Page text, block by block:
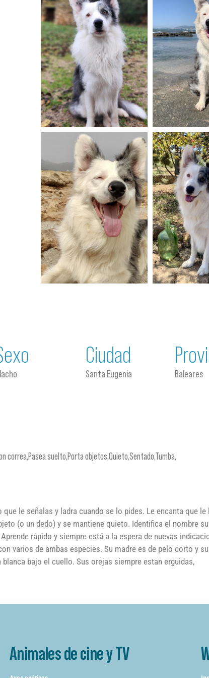
Ciudad
Santa Eugenia Baleares
correa,Pasea suelto,Porta objetos,Quieto,Sentado,Tumba,
le señalas y ladra cuando se lo pides. Le encanta que le
(o un dedo) y se mantiene quieto. Identifica el nombre
rápido y siempre está a la espera de nuevas
varios de ambas especies. Su madre es de pelo corto y
bajo el cuello. Sus orejas siempre estan erguidas,
Animales de cine y TV